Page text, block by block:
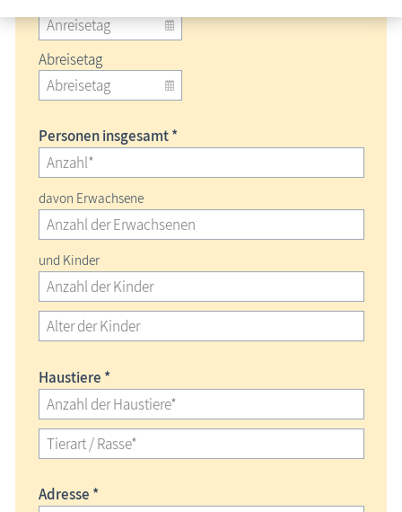
Abreisetag
Personen insgesamt *
davon Erwachsene
und Kinder
Haustiere *
Adresse *